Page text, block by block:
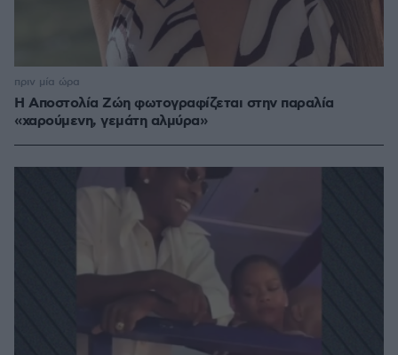
H Αποστολία Ζώη φωτογραφίζεται στην παραλία
«χαρούμενη, γεμάτη αλμύρα»
πριν μία ώρα